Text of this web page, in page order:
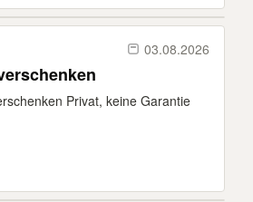
03.08.2026
Privat, keine Garantie